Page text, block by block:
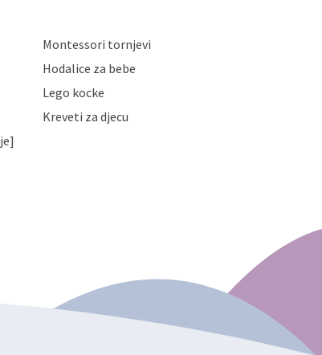
Montessori tornjevi
Hodalice za bebe
Lego kocke
Kreveti za djecu